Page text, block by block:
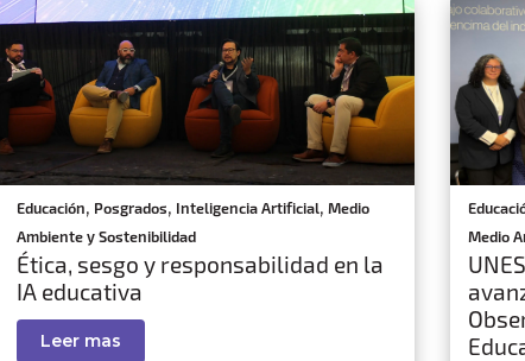
Educación, Posgrados, Inteligencia Artificial, Medio
Ambiente y Sostenibilidad
Ética, sesgo y responsabilidad en la
IA educativa
Leer mas
Medio